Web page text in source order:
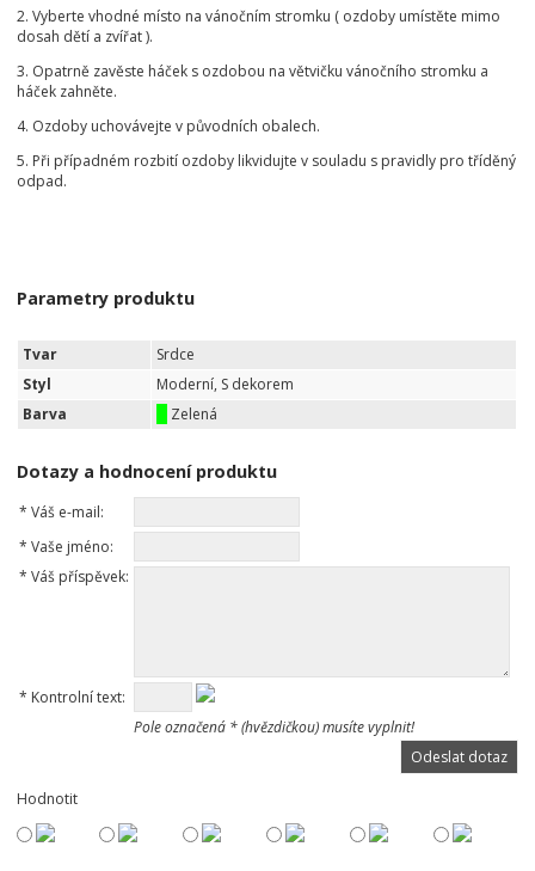
2. Vyberte vhodné místo na vánočním stromku ( ozdoby umístěte mimo
dosah dětí a zvířat ).
3. Opatrně zavěste háček s ozdobou na větvičku vánočního stromku a
háček zahněte.
4. Ozdoby uchovávejte v původních obalech.
5. Při případném rozbití ozdoby likvidujte v souladu s pravidly pro tříděný
odpad.
Parametry produktu
Tvar
Srdce
Styl
Moderní, S dekorem
Barva
Zelená
Dotazy a hodnocení produktu
* Váš e-mail:
* Vaše jméno:
* Váš příspěvek:
* Kontrolní text:
Pole označená * (hvězdičkou) musíte vyplnit!
Hodnotit